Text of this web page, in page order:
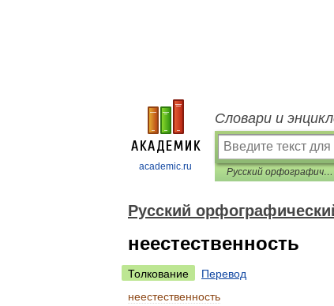
academic.ru
Словари и
Русский орфографический словарь
Русский
неестественность
Толкование
Перевод
неестественность